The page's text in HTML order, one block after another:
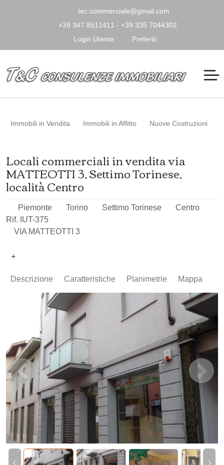
tec.commerciale@gmail.com
+39 347 8511411 - +39 335 7044302
Login Utente
Preferiti
Immobili in Vendita Immobili in Affitto Nuove Costruzioni
Locali commerciali in vendita via
MATTEOTTI 3, Settimo Torinese,
località Centro
Piemonte Torino Settimo Torinese
Centro
Rif. IUT-375
VIA MATTEOTTI 3
+
Descrizione Caratteristiche Planimetrie Mappa